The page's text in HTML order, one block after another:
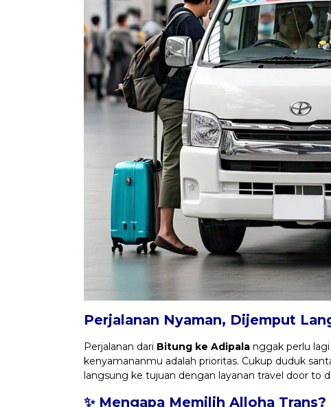
Perjalanan Nyaman, Dijemput
Perjalanan dari Bitung ke Adipala nggak perlu
kenyamananmu adalah prioritas. Cukup duduk
langsung ke tujuan dengan layanan travel door to
✨ Mengapa Memilih Alloha Trans?